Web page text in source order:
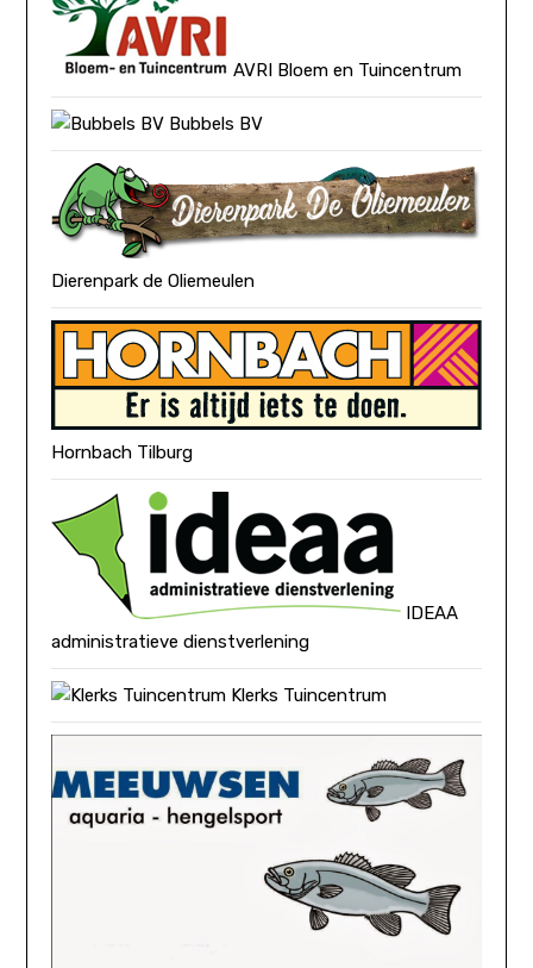
AVRI Bloem en Tuincentrum
Bubbels BV
Dierenpark de Oliemeulen
Hornbach Tilburg
IDEAA
administratieve dienstverlening
Klerks Tuincentrum